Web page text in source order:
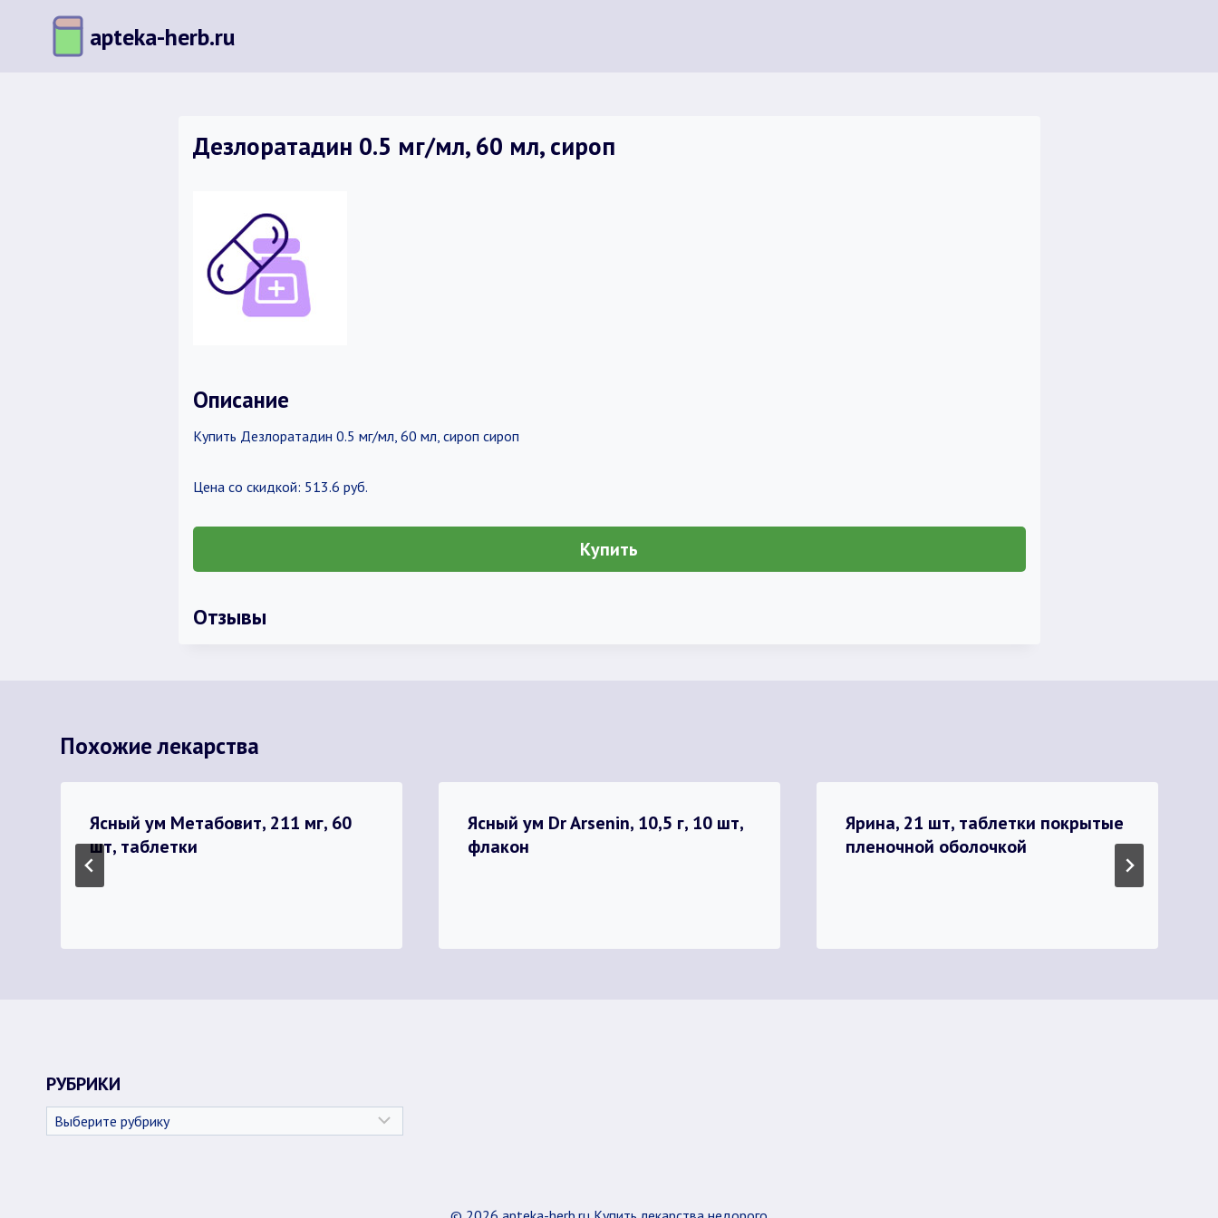
содержимому
apteka-herb.ru
Дезлоратадин 0.5 мг/мл, 60 мл, сироп
Описание
Купить Дезлоратадин 0.5 мг/мл, 60 мл, сироп сироп
Цена со скидкой: 513.6 руб.
Купить
Отзывы
Похожие лекарства
Ясный ум Метабовит, 211 мг, 60
шт, таблетки
Ясный ум Dr Arsenin, 10,5 г, 10 шт,
флакон
Ярина, 21 шт, таблетки покрытые
пленочной оболочкой
РУБРИКИ
Рубрики